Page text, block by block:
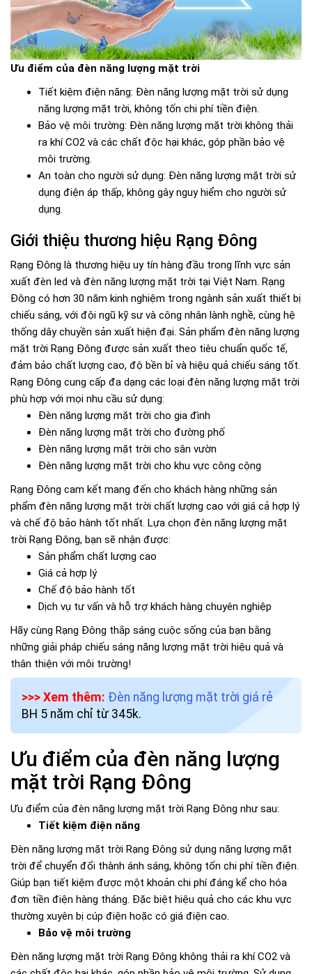
Ưu điểm của đèn năng lượng mặt trời
Tiết kiệm điện năng: Đèn năng lượng mặt trời sử dụng
năng lượng mặt trời, không tốn chi phí tiền điện.
Bảo vệ môi trường: Đèn năng lượng mặt trời không thải
ra khí CO2 và các chất độc hại khác, góp phần bảo vệ
môi trường.
An toàn cho người sử dụng: Đèn năng lượng mặt trời sử
dụng điện áp thấp, không gây nguy hiểm cho người sử
dụng.
Giới thiệu thương hiệu Rạng Đông
Rạng Đông là thương hiệu uy tín hàng đầu trong lĩnh vực sản
xuất đèn led và đèn năng lượng mặt trời tại Việt Nam. Rạng
Đông có hơn 30 năm kinh nghiệm trong ngành sản xuất thiết bị
chiếu sáng, với đội ngũ kỹ sư và công nhân lành nghề, cùng hệ
thống dây chuyền sản xuất hiện đại. Sản phẩm đèn năng lượng
mặt trời Rạng Đông được sản xuất theo tiêu chuẩn quốc tế,
đảm bảo chất lượng cao, độ bền bỉ và hiệu quả chiếu sáng tốt.
Rạng Đông cung cấp đa dạng các loại đèn năng lượng mặt trời
phù hợp với mọi nhu cầu sử dụng:
Đèn năng lượng mặt trời cho gia đình
Đèn năng lượng mặt trời cho đường phố
Đèn năng lượng mặt trời cho sân vườn
Đèn năng lượng mặt trời cho khu vực công cộng
Rạng Đông cam kết mang đến cho khách hàng những sản
phẩm đèn năng lượng mặt trời chất lượng cao với giá cả hợp lý
và chế độ bảo hành tốt nhất. Lựa chọn đèn năng lượng mặt
trời Rạng Đông, bạn sẽ nhận được:
Sản phẩm chất lượng cao
Giá cả hợp lý
Chế độ bảo hành tốt
Dịch vụ tư vấn và hỗ trợ khách hàng chuyên nghiệp
Hãy cùng Rạng Đông thắp sáng cuộc sống của bạn bằng
những giải pháp chiếu sáng năng lượng mặt trời hiệu quả và
thân thiện với môi trường!
>>> Xem thêm: Đèn năng lượng mặt trời giá rẻ
BH 5 năm chỉ từ 345k.
Ưu điểm của đèn năng lượng
mặt trời Rạng Đông
Ưu điểm của đèn năng lượng mặt trời Rạng Đông như sau:
Tiết kiệm điện năng
Đèn năng lượng mặt trời Rạng Đông sử dụng năng lượng mặt
trời để chuyển đổi thành ánh sáng, không tốn chi phí tiền điện.
Giúp bạn tiết kiệm được một khoản chi phí đáng kể cho hóa
đơn tiền điện hàng tháng. Đặc biệt hiệu quả cho các khu vực
thường xuyên bị cúp điện hoặc có giá điện cao.
Bảo vệ môi trường
Đèn năng lượng mặt trời Rạng Đông không thải ra khí CO2 và